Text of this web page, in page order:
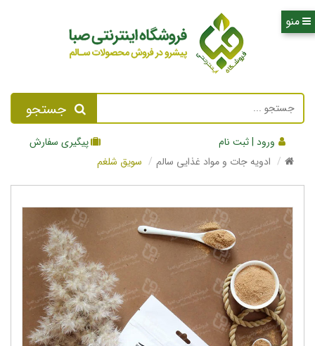
جستجو
ورود | ثبت نام
پیگیری سفارش
ادویه جات و مواد غذایی سالم
سویق شلغم